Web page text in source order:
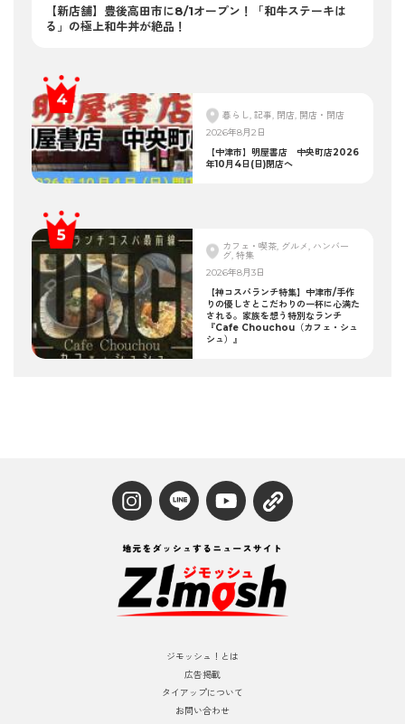
【新店舗】豊後高田市に8/1オープン！「和牛ステーキは
る」の極上和牛丼が絶品！
暮らし, 記事, 閉店, 開店・閉店
2026年8月2日
【中津市】明屋書店 中央町店2026
年10月4日(日)閉店へ
カフェ・喫茶, グルメ, ハンバー
グ, 特集
2026年8月3日
【神コスパランチ特集】中津市/手作
りの優しさとこだわりの一杯に心満た
される。家族を想う特別なランチ
『Cafe Chouchou（カフェ・シュ
シュ）』
ジモッシュ！とは
広告掲載
タイアップについて
お問い合わせ